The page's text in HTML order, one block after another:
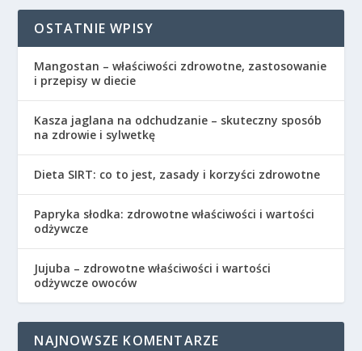
OSTATNIE WPISY
Mangostan – właściwości zdrowotne, zastosowanie
i przepisy w diecie
Kasza jaglana na odchudzanie – skuteczny sposób
na zdrowie i sylwetkę
Dieta SIRT: co to jest, zasady i korzyści zdrowotne
Papryka słodka: zdrowotne właściwości i wartości
odżywcze
Jujuba – zdrowotne właściwości i wartości
odżywcze owoców
NAJNOWSZE KOMENTARZE